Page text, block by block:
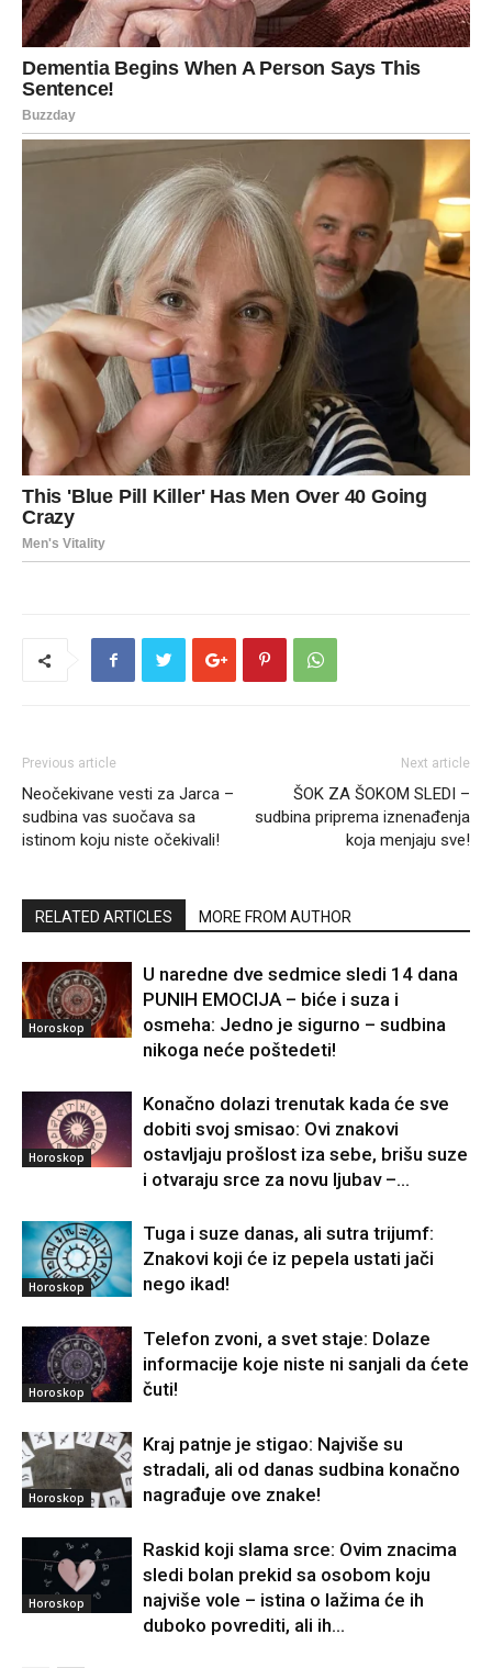
Previous article
Neočekivane vesti za Jarca –
sudbina vas suočava sa
istinom koju niste očekivali!
Next article
ŠOK ZA ŠOKOM SLEDI –
sudbina priprema iznenađenja
koja menjaju sve!
RELATED ARTICLES MORE FROM AUTHOR
Horoskop
U naredne dve sedmice sledi 14 dana
PUNIH EMOCIJA – biće i suza i
osmeha: Jedno je sigurno – sudbina
nikoga neće poštedeti!
Horoskop
Konačno dolazi trenutak kada će sve
dobiti svoj smisao: Ovi znakovi
ostavljaju prošlost iza sebe, brišu suze
i otvaraju srce za novu ljubav –...
Horoskop
Tuga i suze danas, ali sutra trijumf:
Znakovi koji će iz pepela ustati jači
nego ikad!
Horoskop
Telefon zvoni, a svet staje: Dolaze
informacije koje niste ni sanjali da ćete
čuti!
Horoskop
Kraj patnje je stigao: Najviše su
stradali, ali od danas sudbina konačno
nagrađuje ove znake!
Horoskop
Raskid koji slama srce: Ovim znacima
sledi bolan prekid sa osobom koju
najviše vole – istina o lažima će ih
duboko povrediti, ali ih...